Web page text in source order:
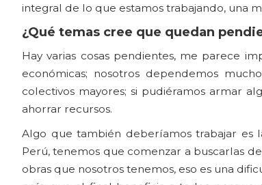
integral de lo que estamos trabajando, una
¿Qué temas cree que quedan
Hay varias cosas pendientes, me parece
económicas; nosotros dependemos
colectivos mayores; si pudiéramos armar
ahorrar recursos.
Algo que también deberíamos trabajar es
Perú, tenemos que comenzar a buscarlas
obras que nosotros tenemos, eso es una